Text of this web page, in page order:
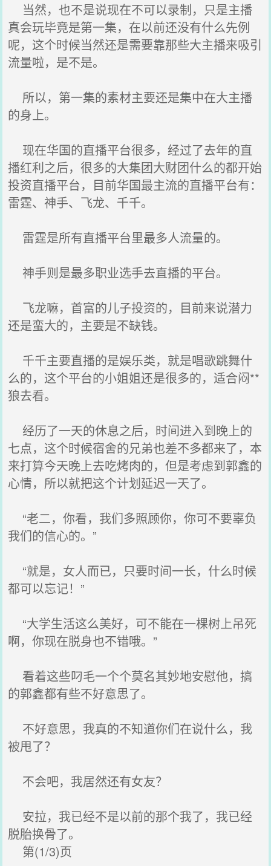
当然，也不是说现在不可以录制，只是主播
真会玩毕竟是第一集，在以前还没有什么先例
呢，这个时候当然还是需要靠那些大主播来吸引
流量啦，是不是。
所以，第一集的素材主要还是集中在大主播
的身上。
现在华国的直播平台很多，经过了去年的直
播红利之后，很多的大集团大财团什么的都开始
投资直播平台，目前华国最主流的直播平台有：
雷霆、神手、飞龙、千千。
雷霆是所有直播平台里最多人流量的。
神手则是最多职业选手去直播的平台。
飞龙嘛，首富的儿子投资的，目前来说潜力
还是蛮大的，主要是不缺钱。
千千主要直播的是娱乐类，就是唱歌跳舞什
么的，这个平台的小姐姐还是很多的，适合闷**
狼去看。
经历了一天的休息之后，时间进入到晚上的
七点，这个时候宿舍的兄弟也差不多都来了，本
来打算今天晚上去吃烤肉的，但是考虑到郭鑫的
心情，所以就把这个计划延迟一天了。
“老二，你看，我们多照顾你，你可不要辜负
我们的信心的。”
“就是，女人而已，只要时间一长，什么时候
都可以忘记！”
“大学生活这么美好，可不能在一棵树上吊死
啊，你现在脱身也不错哦。”
看着这些叼毛一个个莫名其妙地安慰他，搞
的郭鑫都有些不好意思了。
不好意思，我真的不知道你们在说什么，我
被甩了？
不会吧，我居然还有女友？
安拉，我已经不是以前的那个我了，我已经
脱胎换骨了。
第(1/3)页